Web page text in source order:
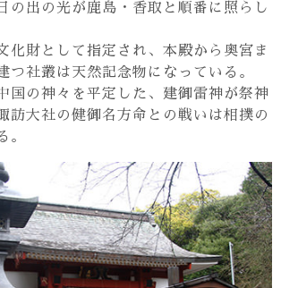
の出の光が鹿島・香取と順番に照らし
化財として指定され、本殿から奥宮ま
つ社叢は天然記念物になっている。
国の神々を平定した、建御雷神が祭神
訪大社の健御名方命との戦いは相撲の
。